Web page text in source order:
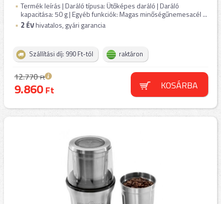
Termék leírás | Daráló típusa: Ütőképes daráló | Daráló
kapacitása: 50 g | Egyéb funkciók: Magas minőségűnemesacél ...
2 ÉVhivatalos, gyári garancia
Szállítási díj: 990 Ft-tól raktáron
12.770Ft
9.860Ft KOSÁRBA